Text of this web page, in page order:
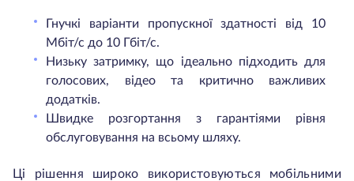
Гнучкі варіанти пропускної здатності від 10
Мбіт/с до 10 Гбіт/с.
Низьку затримку, що ідеально підходить для
голосових, відео та критично важливих
додатків.
Швидке розгортання з гарантіями рівня
обслуговування на всьому шляху.
Ці рішення широко використовуються мобільними